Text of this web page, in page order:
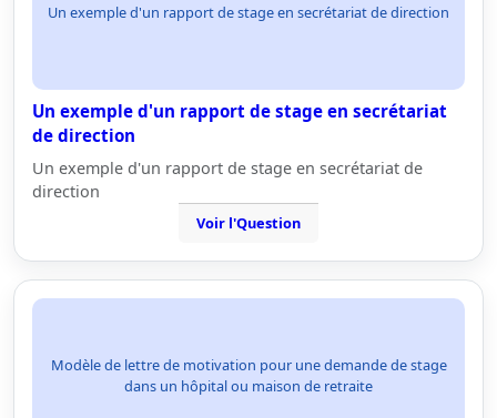
Un exemple d'un rapport de stage en secrétariat de direction
Un exemple d'un rapport de stage en secrétariat
de direction
Un exemple d'un rapport de stage en secrétariat de
direction
Voir l'Question
Modèle de lettre de motivation pour une demande de stage
dans un hôpital ou maison de retraite